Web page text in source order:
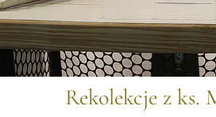
Rekolekcje z ks.